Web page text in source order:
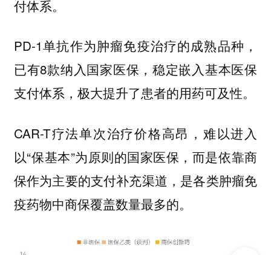
付体系。
PD-1单抗作为肿瘤免疫治疗的成熟品种，
已有8款纳入国家医保，稳定嵌入基本医保
支付体系，极大提升了患者的用药可及性。
CAR-T疗法单次治疗价格高昂，难以进入
以“保基本”为原则的国家医保，而是依靠商
保作为主要的支付补充渠道，是各类肿瘤免
疫药物中商保覆盖数量最多的。